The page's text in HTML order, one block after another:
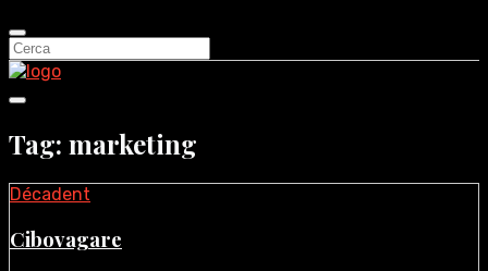
Tag: marketing
Décadent
Cibovagare